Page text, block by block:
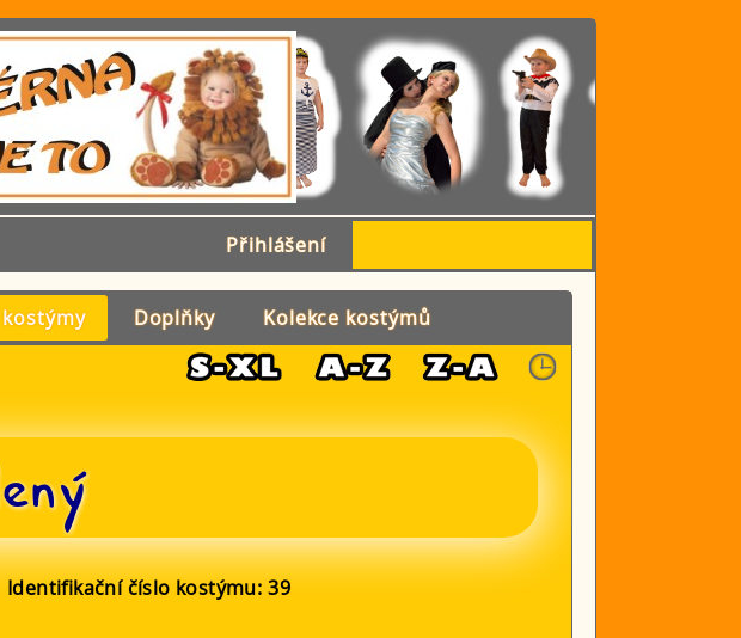
Přihlášení
Doplňky Kolekce kostýmů
Identifikační číslo kostýmu: 39